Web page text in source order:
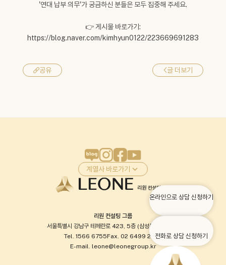
'연대 납부 의무'가 궁금하신 분들은 모두 집중해 주세요.
👉 게시물 바로가기:
https://blog.naver.com/kimhyun0122/223669691283
공유 <글 더보기
리원 컨설팅 그룹
서울특별시 강남구 테헤란로 423, 5층 (삼성동, 현대타워)
Tel. 1566 6755Fax. 02 6499 2037
E-mail. leone@leonegroup.kr
계열사 바로가기
온라인으로 상담 신청하기
전화로 상담 신청하기